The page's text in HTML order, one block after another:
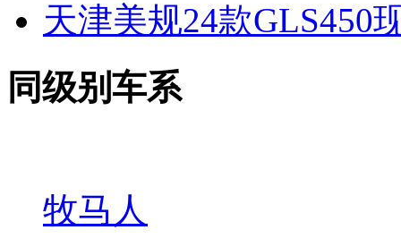
天津美规24款GLS450
同级别车系
牧马人